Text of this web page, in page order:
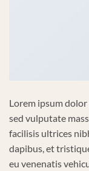
Lorem ipsum
sed vulputate
facilisis ultrices
dapibus, et
eu venenatis